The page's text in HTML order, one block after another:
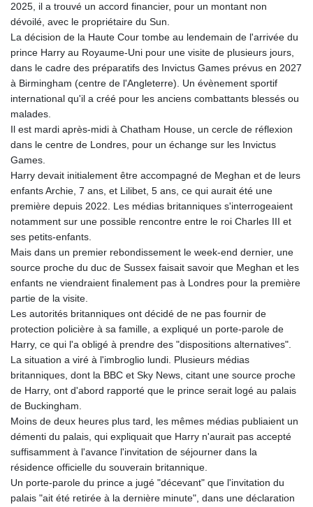
LVL 0.699335
LYD 7.331909
MAD 10.743067
MDL 20.044751
MGA 4918.938878
MKD 61.524236
MMK 2427.596601
MOP 9.314584
MRU 46.338424
MVR 17.862733
MWK 1998.775164
MXN 19.812061
MYR 4.728715
NAD 18.726567
NGN 1577.963717
NIO 42.419473
NPR 175.501819
NZD 1.966719
OMR 0.442445
PAB 1.152686
PEN 3.903651
PGK 5.093937
PKR 320.014324
PLN 4.299905
PYG 6853.914834
QAR 4.213648
RON 5.244583
RSD 117.338542
2025, il a trouvé un accord financier, pour un montant non
dévoilé, avec le propriétaire du Sun.
La décision de la Haute Cour tombe au lendemain de l'arrivée du
prince Harry au Royaume-Uni pour une visite de plusieurs jours,
dans le cadre des préparatifs des Invictus Games prévus en 2027
à Birmingham (centre de l'Angleterre). Un évènement sportif
international qu'il a créé pour les anciens combattants blessés ou
malades.
Il est mardi après-midi à Chatham House, un cercle de réflexion
dans le centre de Londres, pour un échange sur les Invictus
Games.
Harry devait initialement être accompagné de Meghan et de leurs
enfants Archie, 7 ans, et Lilibet, 5 ans, ce qui aurait été une
première depuis 2022. Les médias britanniques s'interrogeaient
notamment sur une possible rencontre entre le roi Charles III et
ses petits-enfants.
Mais dans un premier rebondissement le week-end dernier, une
source proche du duc de Sussex faisait savoir que Meghan et les
enfants ne viendraient finalement pas à Londres pour la première
partie de la visite.
Les autorités britanniques ont décidé de ne pas fournir de
protection policière à sa famille, a expliqué un porte-parole de
Harry, ce qui l'a obligé à prendre des "dispositions alternatives".
La situation a viré à l'imbroglio lundi. Plusieurs médias
britanniques, dont la BBC et Sky News, citant une source proche
de Harry, ont d'abord rapporté que le prince serait logé au palais
de Buckingham.
Moins de deux heures plus tard, les mêmes médias publiaient un
démenti du palais, qui expliquait que Harry n'aurait pas accepté
suffisamment à l'avance l'invitation de séjourner dans la
résidence officielle du souverain britannique.
Un porte-parole du prince a jugé "décevant" que l'invitation du
palais "ait été retirée à la dernière minute", dans une déclaration